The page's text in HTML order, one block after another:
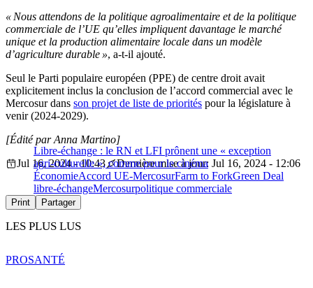
« Nous attendons de la politique agroalimentaire et de la politique
commerciale de l’UE qu’elles impliquent davantage le marché
unique et la production alimentaire locale dans un modèle
d’agriculture durable », a-t-il ajouté.
Seul le Parti populaire européen (PPE) de centre droit avait
explicitement inclus la conclusion de l’accord commercial avec le
Mercosur dans son projet de liste de priorités pour la législature à
venir (2024-2029).
Libre-échange : le RN et LFI prônent une « exception
agri-culturelle », comme pour le cinéma
[Édité par Anna Martino]
Jul 16, 2024 - 10:43
Dernière mise à jour: Jul 16, 2024 - 12:06
ÉconomieAccord UE-MercosurFarm to ForkGreen Deal
libre-échangeMercosurpolitique commerciale
Print Partager
LES PLUS LUS
PROSANTÉ